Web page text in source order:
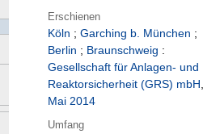
Erschienen
Köln ; Garching b. München ;
Berlin ; Braunschweig :
Gesellschaft für Anlagen- und
Reaktorsicherheit (GRS) mbH,
Mai 2014
Umfang